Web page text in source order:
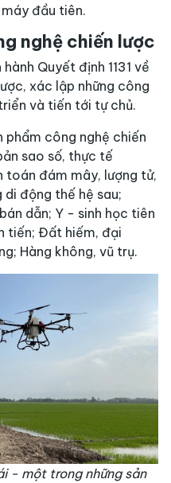
đầu tiên.
nghệ chiến lược
Quyết định 1131 về
xác lập những công
và tiến tới tự chủ.
phẩm công nghệ chiến
sao số, thực tế
đám mây, lượng tử,
di động thế hệ sau;
dẫn; Y - sinh học tiên
tiến; Đất hiếm, đại
Hàng không, vũ trụ.
- một trong những sản